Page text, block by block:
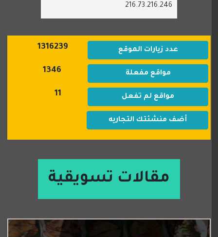
216.73.216.246
عدد زيارات الموقع 1316239
مواقع مفعلة 1346
مواقع لم تفعل 11
أضف منشئتك التجاريه
مقالات تسويقية